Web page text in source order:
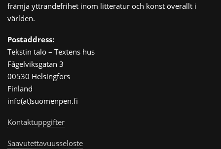
främja yttrandefrihet inom litteratur och konst överallt i
världen.
Postaddress:
Tekstin talo – Textens hus
Fågelviksgatan 3
00530 Helsingfors
Finland
info(at)suomenpen.fi
Kontaktuppgifter
Saavutettavuusseloste